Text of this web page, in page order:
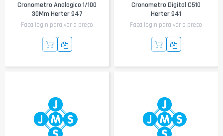
Cronometro Analogico 1/100
30Mm Herter 947
Faça login para ver o preço
Cronometro Digital C510
Herter 941
Faça login para ver o preço